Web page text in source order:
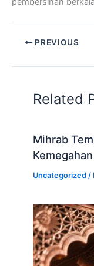
PREVIOUS
Related
Mihrab
Uncategorized /